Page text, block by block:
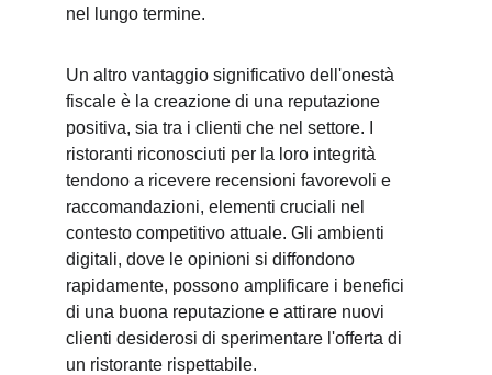
nel lungo termine.
Un altro vantaggio significativo dell'onestà
fiscale è la creazione di una reputazione
positiva, sia tra i clienti che nel settore. I
ristoranti riconosciuti per la loro integrità
tendono a ricevere recensioni favorevoli e
raccomandazioni, elementi cruciali nel
contesto competitivo attuale. Gli ambienti
digitali, dove le opinioni si diffondono
rapidamente, possono amplificare i benefici
di una buona reputazione e attirare nuovi
clienti desiderosi di sperimentare l'offerta di
un ristorante rispettabile.